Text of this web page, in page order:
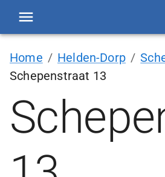
Home / Helden-Dorp /
Schepenstraat 13